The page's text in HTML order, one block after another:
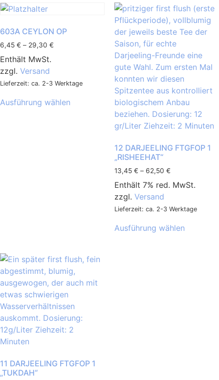
603A CEYLON OP
6,45 € – 29,30 €
Enthält MwSt.
zzgl. Versand
Lieferzeit: ca. 2-3 Werktage
Ausführung wählen
12 DARJEELING FTGFOP 1
„RISHEEHAT“
13,45 € – 62,50 €
Enthält 7% red. MwSt.
zzgl. Versand
Lieferzeit: ca. 2-3 Werktage
Ausführung wählen
11 DARJEELING FTGFOP 1
„TUKDAH“